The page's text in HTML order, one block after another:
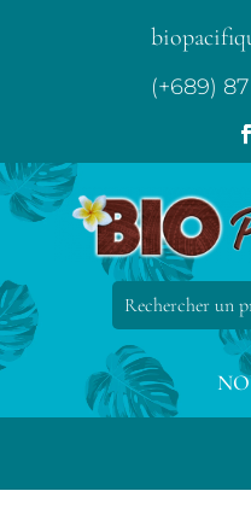
(+689)